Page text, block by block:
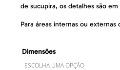
de sucupira, os detalhes são
Para áreas internas ou externas
Dimensões